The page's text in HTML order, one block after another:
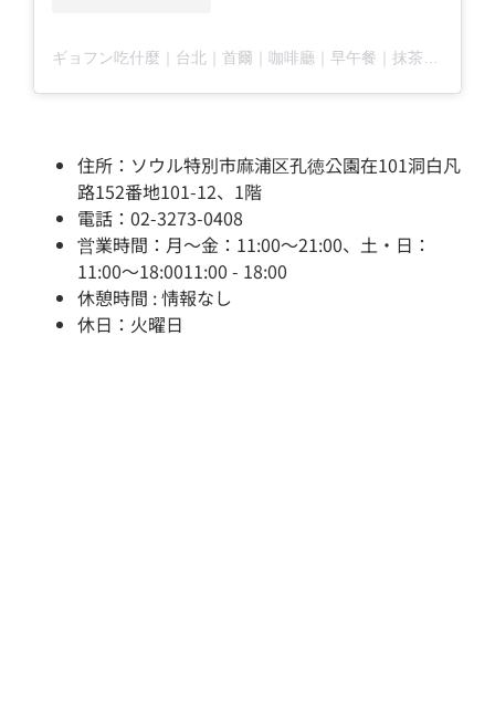
ギョフン吃什麼｜台北｜首爾｜咖啡廳｜早午餐｜抹茶님의 공유 게시물
住所：ソウル特別市麻浦区孔徳公園在101洞白凡
路152番地101-12、1階
電話：02-3273-0408
営業時間：月～金：11:00～21:00、土・日：
11:00～18:0011:00 - 18:00
休憩時間 : 情報なし
休日：火曜日